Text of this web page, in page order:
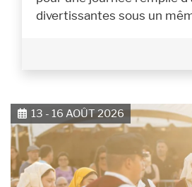
divertissantes sous un
13 - 16 AOÛT 2026